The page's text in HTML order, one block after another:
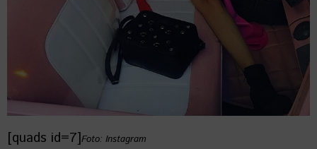
[quads id=7]Foto: Instagram